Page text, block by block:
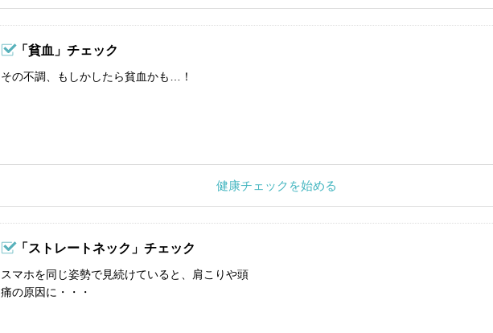
「貧血」チェック
その不調、もしかしたら貧血かも…！
健康チェックを始める
「ストレートネック」チェック
スマホを同じ姿勢で見続けていると、肩こりや頭
痛の原因に・・・